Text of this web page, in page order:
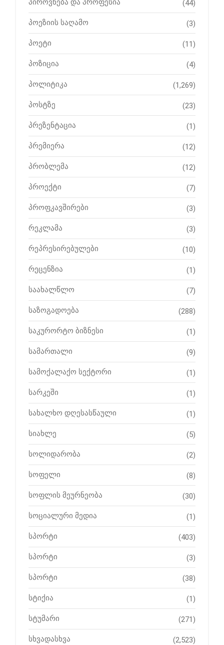
პიროვნება და პროფესია (44)
პოეზიის საღამო (3)
პოეტი (11)
პოზიცია (4)
პოლიტიკა (1,269)
პოსტზე (23)
პრეზენტაცია (1)
პრემიერა (12)
პრობლემა (12)
პროექტი (7)
პროფკავშირები (3)
რეკლამა (3)
რეპრესირებულები (10)
რეცენზია (1)
საახალწლო (7)
საზოგადოება (288)
საკურორტო ბიზნესი (1)
სამართალი (9)
სამოქალაქო სექტორი (1)
სარკეში (1)
სახალხო დღესასწაული (1)
სიახლე (5)
სოლიდარობა (2)
სოფელი (8)
სოფლის მეურნეობა (30)
სოციალური მედია (1)
სპორტი (403)
სპორტი (3)
სპორტი (38)
სტიქია (1)
სტუმარი (271)
სხვადასხვა (2,523)